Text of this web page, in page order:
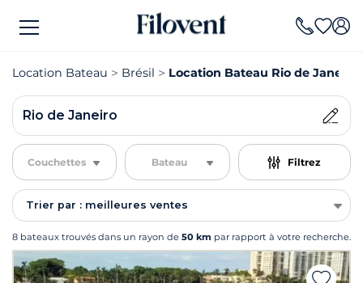
Location Bateau Brésil Location Bateau Rio de Janeiro
Rio de Janeiro
Couchettes Bateau Filtrez
Trier par : meilleures ventes
8 bateaux trouvés dans un rayon de 50 km par rapport à votre recherche.